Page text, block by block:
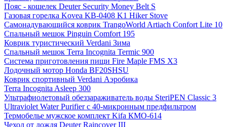
Пояс - кошелек Deuter Security Money Belt S
Газовая горелка Kovea KB-0408 K1 Hiker Stove
Самонадувающийся коврик TrangoWorld Artiach Confort Lite 10
Спальный мешок Pinguin Comfort 195
Коврик туристический Verdani Зима
Спальный мешок Terra Incognita Termic 900
Система приготовления пищи Fire Maple FMS X3
Лодочный мотор Honda BF20SHSU
Коврик спортивный Verdani Аэробика
Terra Incognita Asleep 300
Ультрафиолетовый обеззараживатель воды SteriPEN Classic 3
Ultraviolet Water Purifier c 40-микронным предфильтром
Термобелье мужское комплект Kifa КМО-614
Чехол от дождя Deuter Raincover III